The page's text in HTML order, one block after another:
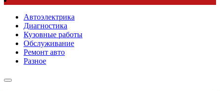
Автоэлектрика
Диагностика
Кузовные работы
Обслуживание
Ремонт авто
Разное